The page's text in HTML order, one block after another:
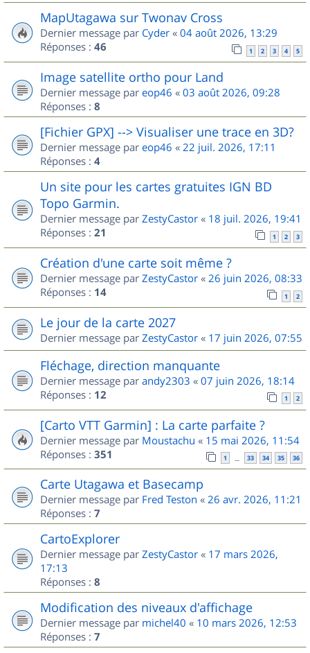
MapUtagawa sur Twonav Cross
Dernier message par Cyder « 04 août 2026, 13:29
Réponses : 46 1 2 3 4 5
Image satellite ortho pour Land
Dernier message par eop46 « 03 août 2026, 09:28
Réponses : 8
[Fichier GPX] --> Visualiser une trace en 3D?
Dernier message par eop46 « 22 juil. 2026, 17:11
Réponses : 4
Un site pour les cartes gratuites IGN BD
Topo Garmin.
Dernier message par ZestyCastor « 18 juil. 2026, 19:41
Réponses : 21 1 2 3
Création d'une carte soit même ?
Dernier message par ZestyCastor « 26 juin 2026, 08:33
Réponses : 14 1 2
Le jour de la carte 2027
Dernier message par ZestyCastor « 17 juin 2026, 07:55
Fléchage, direction manquante
Dernier message par andy2303 « 07 juin 2026, 18:14
Réponses : 12 1 2
[Carto VTT Garmin] : La carte parfaite ?
Dernier message par Moustachu « 15 mai 2026, 11:54
Réponses : 351 1 … 33 34 35 36
Carte Utagawa et Basecamp
Dernier message par Fred Teston « 26 avr. 2026, 11:21
Réponses : 7
CartoExplorer
Dernier message par ZestyCastor « 17 mars 2026,
17:13
Réponses : 8
Modification des niveaux d'affichage
Dernier message par michel40 « 10 mars 2026, 12:53
Réponses : 7